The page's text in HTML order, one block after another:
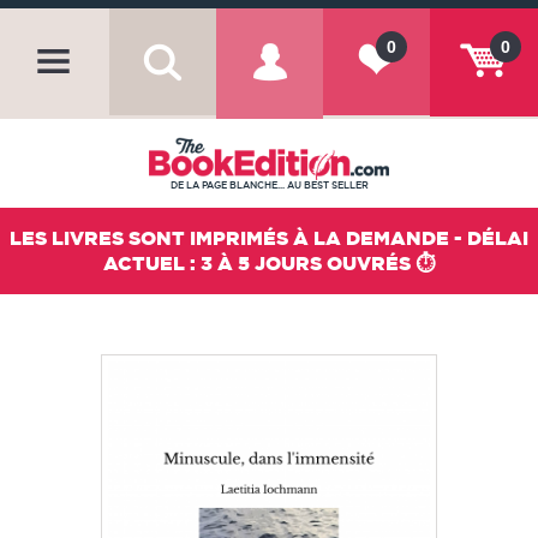
0
0
DE LA PAGE BLANCHE... AU BEST SELLER
LES LIVRES SONT IMPRIMÉS À LA DEMANDE - DÉLAI
ACTUEL : 3 À 5 JOURS OUVRÉS ⏱️